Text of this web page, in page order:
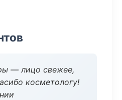
— лицо свежее,
косметологу!